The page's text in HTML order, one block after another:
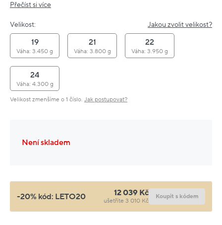
Přečíst si více
Velikost: Jakou zvolit velikost?
19
Váha: 3.450 g
21
Váha: 3.800 g
22
Váha: 3.950 g
24
Váha: 4.300 g
Velikost zmenšíme o 1 číslo. Jak postupovat?
Není skladem
-20% kód: LETO20 12 039 Kč
ušetříte 3 010 Kč
Koupit s kódem